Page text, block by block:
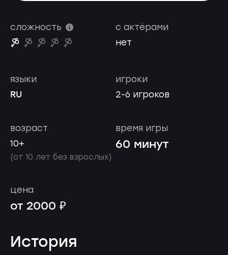
сложность
с актёрами
нет
игроки
2-6 игроков
языки
RU
возраст
10+
(от 10 лет без взрослых)
время игры
60 минут
цена
от 2000 ₽
История